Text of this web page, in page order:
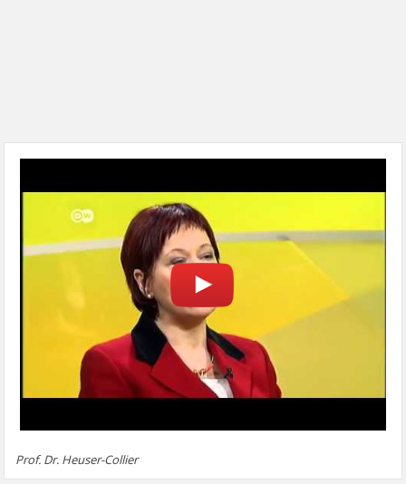
Prof. Dr. Heuser-Collier